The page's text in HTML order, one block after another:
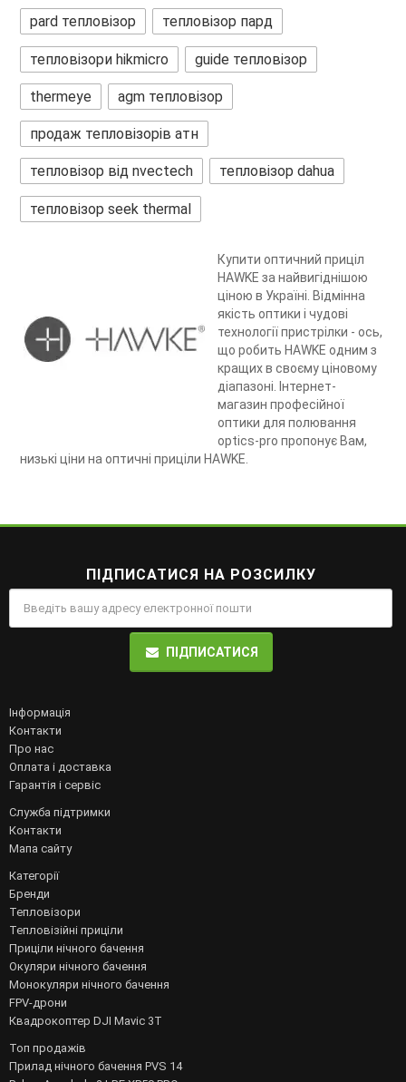
pard тепловізор тепловізор пард
тепловізори hikmicro guide тепловізор
thermeye agm тепловізор
продаж тепловізорів атн
тепловізор від nvectech тепловізор dahua
тепловізор seek thermal
Купити оптичний приціл
HAWKE за найвигіднішою
ціною в Україні. Відмінна
якість оптики і чудові
технології пристрілки - ось,
що робить HAWKE одним з
кращих в своєму ціновому
діапазоні. Інтернет-
магазин професійної
оптики для полювання
optics-pro пропонує Вам,
низькі ціни на оптичні приціли HAWKE.
ПІДПИСАТИСЯ НА РОЗСИЛКУ
ПІДПИСАТИСЯ
Інформація
Контакти
Про нас
Оплата і доставка
Гарантія і сервіс
Служба підтримки
Контакти
Мапа сайту
Категорії
Бренди
Тепловізори
Тепловізійні приціли
Приціли нічного бачення
Окуляри нічного бачення
Монокуляри нічного бачення
FPV-дрони
Квадрокоптер DJI Mavic 3T
Топ продажів
Прилад нічного бачення PVS 14